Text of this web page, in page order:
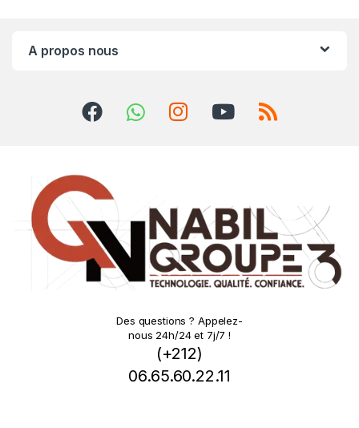
A propos nous
Des questions ? Appelez-
nous 24h/24 et 7j/7 !
(+212)
06.65.60.22.11